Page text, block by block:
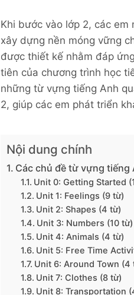
Khi bước vào lớp 2, các
xây dựng nền móng vững
được thiết kế nhằm đáp
tiên của chương trình học
những từ vựng tiếng Anh
2, giúp các em phát triển
Nội dung chính
Các chủ đề từ vựng tiếng
Unit 0: Getting Started
Unit 1: Feelings (9 từ)
Unit 2: Shapes (4 từ)
Unit 3: Numbers (10 từ)
Unit 4: Animals (4 từ)
Unit 5: Free Time
Unit 6: Around Town (4
Unit 7: Clothes (8 từ)
Unit 8: Transportation